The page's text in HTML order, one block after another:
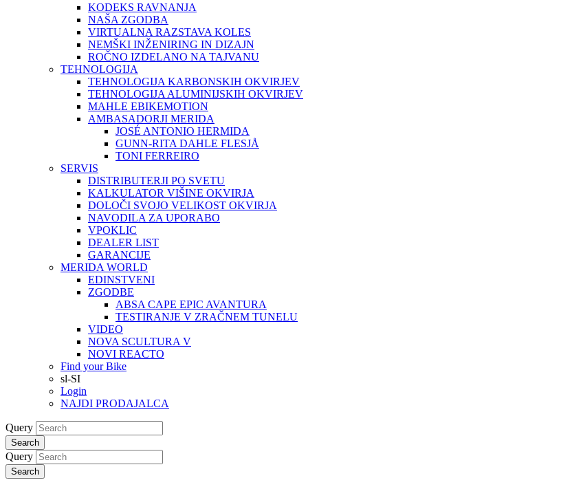
KODEKS RAVNANJA
NAŠA ZGODBA
VIRTUALNA RAZSTAVA KOLES
NEMŠKI INŽENIRING IN DIZAJN
ROČNO IZDELANO NA TAJVANU
TEHNOLOGIJA
TEHNOLOGIJA KARBONSKIH OKVIRJEV
TEHNOLOGIJA ALUMINIJSKIH OKVIRJEV
MAHLE EBIKEMOTION
AMBASADORJI MERIDA
JOSÉ ANTONIO HERMIDA
GUNN-RITA DAHLE FLESJÅ
TONI FERREIRO
SERVIS
DISTRIBUTERJI PO SVETU
KALKULATOR VIŠINE OKVIRJA
DOLOČI SVOJO VELIKOST OKVIRJA
NAVODILA ZA UPORABO
VPOKLIC
DEALER LIST
GARANCIJE
MERIDA WORLD
EDINSTVENI
ZGODBE
ABSA CAPE EPIC AVANTURA
TESTIRANJE V ZRAČNEM TUNELU
VIDEO
NOVA SCULTURA V
NOVI REACTO
Find your Bike
sl-SI
Login
NAJDI PRODAJALCA
Query
Search
Query
Search